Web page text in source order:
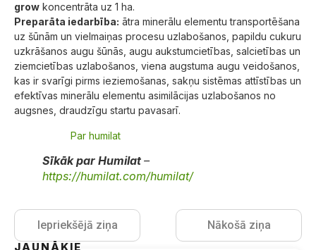
grow koncentrāta uz 1 ha.
Preparāta iedarbība: ātra minerālu elementu transportēšana
uz šūnām un vielmaiņas procesu uzlabošanos, papildu cukuru
uzkrāšanos augu šūnās, augu aukstumcietības, salcietības un
ziemcietības uzlabošanos, viena augstuma augu veidošanos,
kas ir svarīgi pirms ieziemošanas, sakņu sistēmas attīstības un
efektīvas minerālu elementu asimilācijas uzlabošanos no
augsnes, draudzīgu startu pavasarī.
Par humilat
Sīkāk par Humilat –
https://humilat.com/humilat/
Nākošā ziņa
Iepriekšējā ziņa
JAUNĀKIE